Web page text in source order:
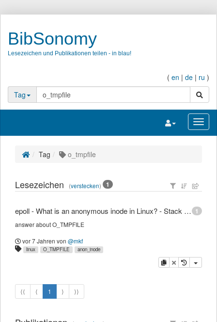
BibSonomy
Lesezeichen und Publikationen teilen - in blau!
( en | de | ru )
Tag
Suche
Navigation
Tag o_tmpfile
Lesezeichen (verstecken) 1
1
epoll - What is an anonymous inode in Linux? - Stack Overflow
answer about O_TMPFILE
vor 7 Jahren von @mkf
linux O_TMPFILE anon_inode
Kopieren
Löschen
⟨⟨ ⟨ 1 ⟩ ⟩⟩